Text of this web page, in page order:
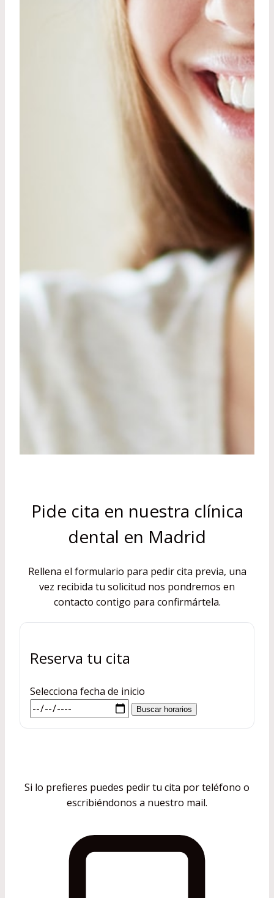
Pide cita en nuestra clínica
dental en Madrid
Rellena el formulario para pedir cita previa, una
vez recibida tu solicitud nos pondremos en
contacto contigo para confirmártela.
Reserva tu cita
Selecciona fecha de inicio
Buscar horarios
Si lo prefieres puedes pedir tu cita por teléfono o
escribiéndonos a nuestro mail.